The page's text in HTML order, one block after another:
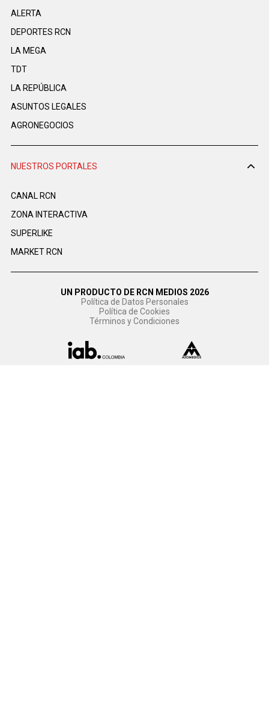
ALERTA
DEPORTES RCN
LA MEGA
TDT
LA REPÚBLICA
ASUNTOS LEGALES
AGRONEGOCIOS
NUESTROS PORTALES
CANAL RCN
ZONA INTERACTIVA
SUPERLIKE
MARKET RCN
UN PRODUCTO DE RCN MEDIOS 2026
Política de Datos Personales
Política de Cookies
Términos y Condiciones